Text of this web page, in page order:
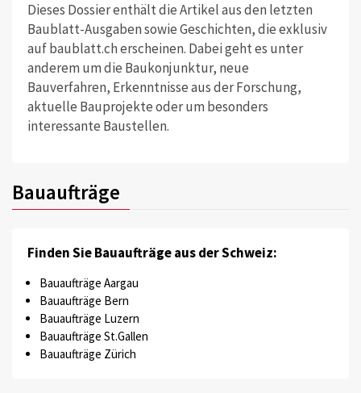
Dieses Dossier enthält die Artikel aus den letzten
Baublatt-Ausgaben sowie Geschichten, die exklusiv
auf baublatt.ch erscheinen. Dabei geht es unter
anderem um die Baukonjunktur, neue
Bauverfahren, Erkenntnisse aus der Forschung,
aktuelle Bauprojekte oder um besonders
interessante Baustellen.
Bauaufträge
Finden Sie Bauaufträge aus der Schweiz:
Bauaufträge Aargau
Bauaufträge Bern
Bauaufträge Luzern
Bauaufträge St.Gallen
Bauaufträge Zürich